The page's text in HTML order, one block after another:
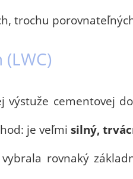
trochu
výstuže cementovej
je veľmi silný,
rovnaký